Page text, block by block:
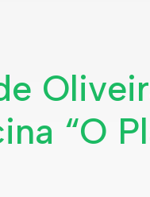
“O